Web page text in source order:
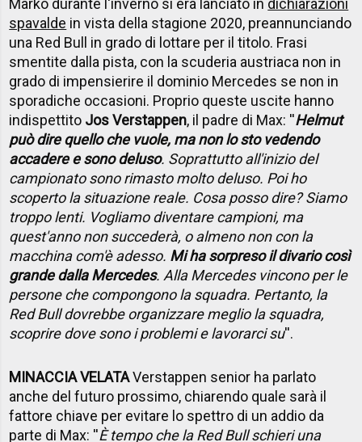
spavalde in vista della stagione 2020, preannunciando
una Red Bull in grado di lottare per il titolo. Frasi
smentite dalla pista, con la scuderia austriaca non in
grado di impensierire il dominio Mercedes se non in
sporadiche occasioni. Proprio queste uscite hanno
indispettito Jos Verstappen, il padre di Max: ''Helmut
può dire quello che vuole, ma non lo sto vedendo
accadere e sono deluso. Soprattutto all'inizio del
campionato sono rimasto molto deluso. Poi ho
scoperto la situazione reale. Cosa posso dire? Siamo
troppo lenti. Vogliamo diventare campioni, ma
quest'anno non succederà, o almeno non con la
macchina com'è adesso. Mi ha sorpreso il divario così
grande dalla Mercedes. Alla Mercedes vincono per le
persone che compongono la squadra. Pertanto, la
Red Bull dovrebbe organizzare meglio la squadra,
scoprire dove sono i problemi e lavorarci su''.
MINACCIA VELATAVerstappen senior ha parlato
anche del futuro prossimo, chiarendo quale sarà il
fattore chiave per evitare lo spettro di un addio da
parte di Max: ''È tempo che la Red Bull schieri una